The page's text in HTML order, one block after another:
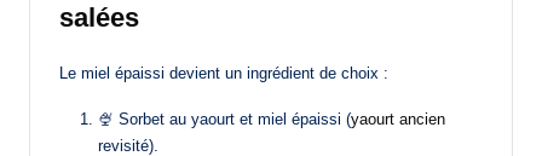
salées
Le miel épaissi devient un ingrédient de choix :
🍨 Sorbet au yaourt et miel épaissi (yaourt ancien
revisité).